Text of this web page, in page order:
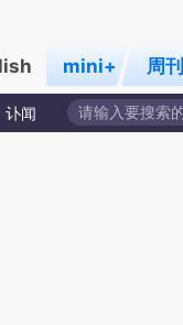
mini+ 周刊
讣闻